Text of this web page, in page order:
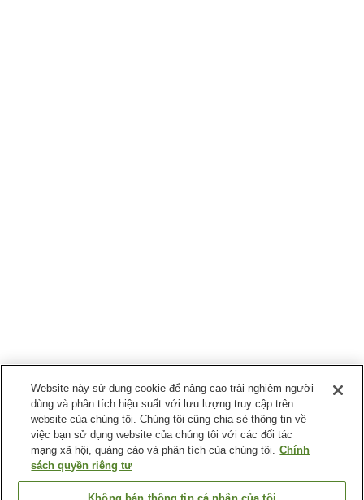
Website này sử dụng cookie để nâng cao trải nghiệm người
dùng và phân tích hiệu suất với lưu lượng truy cập trên
website của chúng tôi. Chúng tôi cũng chia sẻ thông tin về
việc bạn sử dụng website của chúng tôi với các đối tác
mạng xã hội, quảng cáo và phân tích của chúng tôi. Chính
sách quyền riêng tư